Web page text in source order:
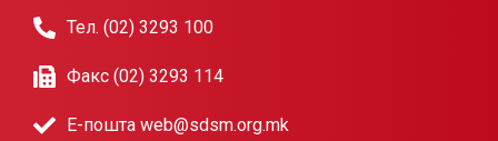
Тел. (02) 3293 100
Факс (02) 3293 114
Е-пошта web@sdsm.org.mk